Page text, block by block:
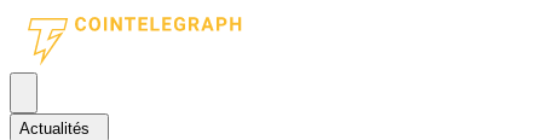
Actualités